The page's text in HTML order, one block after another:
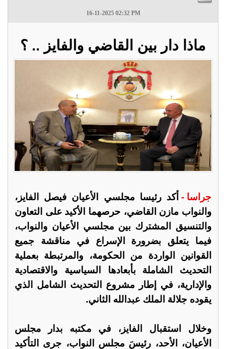
16-11-2025 02:32 PM
ماذا دار بين القاضي والفايز .. ؟
جراسا - أكد رئيسا مجلسي الأعيان فيصل الفايز،
والنواب مازن القاضي، حرصهما الأكيد على التعاون
والتنسيق المشترك بين مجلسي الأعيان والنواب،
فيما يتعلق بضرورة الإسراع في مناقشة جميع
القوانين الواردة من الحكومة، والمرتبطة بعملية
التحديث الشاملة بأبعادها السياسية والاقتصادية
والإدارية، في إطار مشروع التحديث الشامل الذي
يقوده جلالة الملك عبدالله الثاني.
وخلال استقبال الفايز، في مكتبه بدار مجلس
الأعيان، الأحد، رئيسَ مجلس النواب، جرى التأكيد